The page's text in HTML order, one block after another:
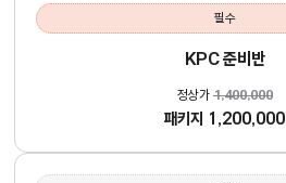
필수
KPC 준비반
정상가 1,400,000
패키지 1,200,000